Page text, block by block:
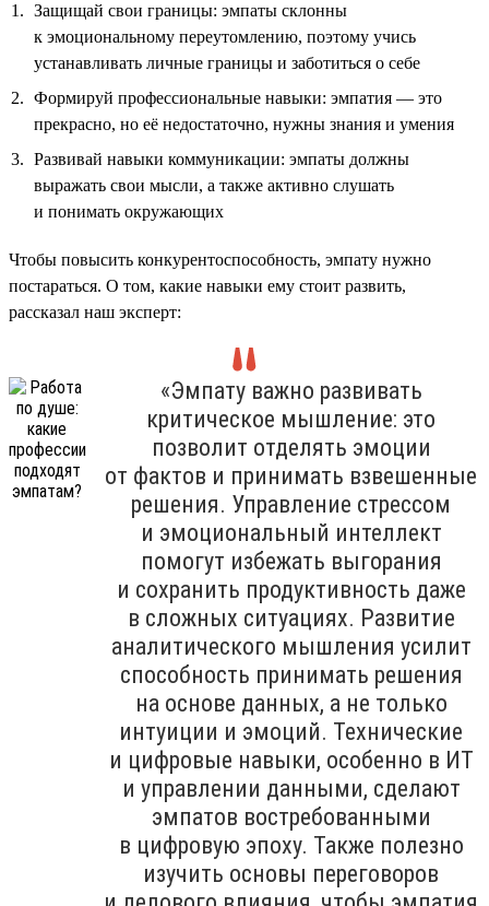
Защищай свои границы: эмпаты склонны
к эмоциональному переутомлению, поэтому учись
устанавливать личные границы и заботиться о себе
Формируй профессиональные навыки: эмпатия — это
прекрасно, но её недостаточно, нужны знания и умения
Развивай навыки коммуникации: эмпаты должны
выражать свои мысли, а также активно слушать
и понимать окружающих
Чтобы повысить конкурентоспособность, эмпату нужно
постараться. О том, какие навыки ему стоит развить,
рассказал наш эксперт:
«Эмпату важно развивать
критическое мышление: это
позволит отделять эмоции
от фактов и принимать взвешенные
решения. Управление стрессом
и эмоциональный интеллект
помогут избежать выгорания
и сохранить продуктивность даже
в сложных ситуациях. Развитие
аналитического мышления усилит
способность принимать решения
на основе данных, а не только
интуиции и эмоций. Технические
и цифровые навыки, особенно в ИТ
и управлении данными, сделают
эмпатов востребованными
в цифровую эпоху. Также полезно
изучить основы переговоров